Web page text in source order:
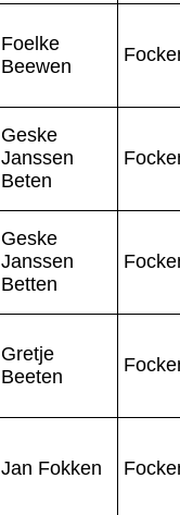
Foelke
Beewen
Geske
Janssen
Beten
Geske
Janssen
Betten
Gretje
Beeten
Jan Fokken